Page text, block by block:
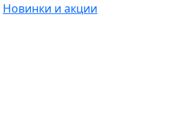
Новинки и акции